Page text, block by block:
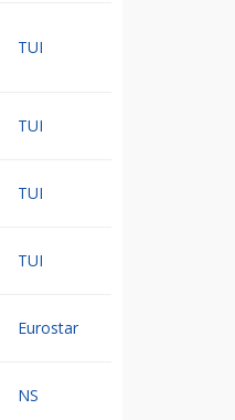
TUI
TUI
TUI
TUI
Eurostar
NS